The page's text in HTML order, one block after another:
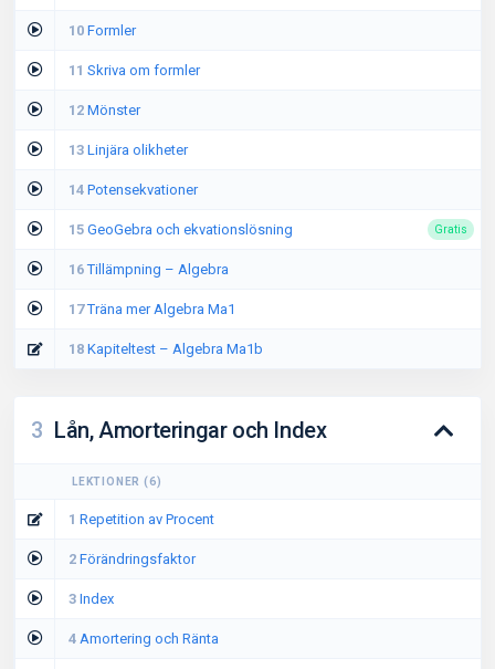
10 Formler
11 Skriva om formler
12 Mönster
13 Linjära olikheter
14 Potensekvationer
15 GeoGebra och ekvationslösning Gratis
16Tillämpning – Algebra
17Träna mer Algebra Ma1
18 Kapiteltest – Algebra Ma1b
3 Lån, Amorteringar och Index
LEKTIONER (6)
1 Repetition av Procent
2 Förändringsfaktor
3 Index
4 Amortering och Ränta